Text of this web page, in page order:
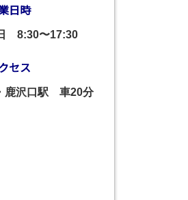
日時
8:30〜17:30
セス
鹿沢口駅 車20分